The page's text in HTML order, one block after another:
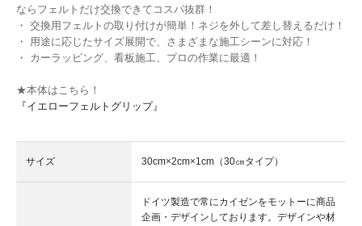
ならフェルトだけ交換できてコスパ抜群！
・ 交換用フェルトの取り付けが簡単！ネジを外して差し替えるだけ！
・ 用途に応じたサイズ展開で、さまざまな施工シーンに対応！
・ カーラッピング、看板施工、プロの作業に最適！
★本体はこちら！
『イエローフェルトグリップ』
サイズ 30cm×2cm×1cm（30㎝タイプ）
ドイツ製造で常にカイゼンをモットーに商品
企画・デザインしております。デザインや材